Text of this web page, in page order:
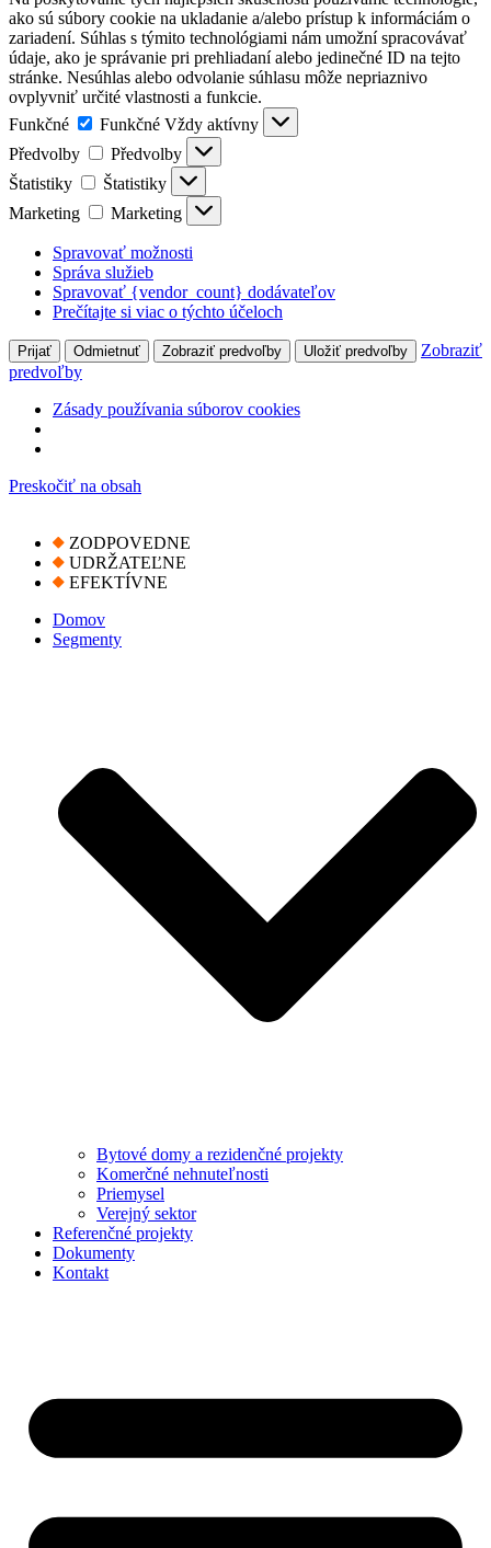
ako sú súbory cookie na ukladanie a/alebo prístup k informáciám o
zariadení. Súhlas s týmito technológiami nám umožní spracovávať
údaje, ako je správanie pri prehliadaní alebo jedinečné ID na tejto
stránke. Nesúhlas alebo odvolanie súhlasu môže nepriaznivo
ovplyvniť určité vlastnosti a funkcie.
Funkčné
Funkčné Vždy aktívny
Předvolby
Předvolby
Štatistiky
Štatistiky
Marketing
Marketing
Spravovať možnosti
Správa služieb
Spravovať {vendor_count} dodávateľov
Prečítajte si viac o týchto účeloch
Prijať Odmietnuť Zobraziť predvoľby Uložiť predvoľby
Zobraziť
predvoľby
Zásady používania súborov cookies
Preskočiť na obsah
ZODPOVEDNE
UDRŽATEĽNE
EFEKTÍVNE
Domov
Segmenty
Bytové domy a rezidenčné projekty
Komerčné nehnuteľnosti
Priemysel
Verejný sektor
Referenčné projekty
Dokumenty
Kontakt